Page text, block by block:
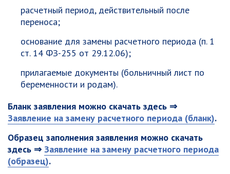
расчетный период, действительный после
переноса;
основание для замены расчетного периода (п. 1
ст. 14 ФЗ-255 от 29.12.06);
прилагаемые документы (больничный лист по
беременности и родам).
Бланк заявления можно скачать здесь ⇒
Заявление на замену расчетного периода (бланк).
Образец заполнения заявления можно скачать
здесь ⇒ Заявление на замену расчетного периода
(образец).